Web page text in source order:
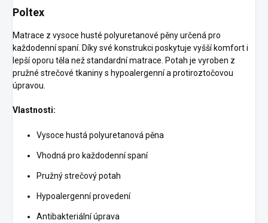
Poltex
Matrace z vysoce husté polyuretanové pěny určená pro
každodenní spaní. Díky své konstrukci poskytuje vyšší komfort i
lepší oporu těla než standardní matrace. Potah je vyroben z
pružné strečové tkaniny s hypoalergenní a protiroztočovou
úpravou.
Vlastnosti:
Vysoce hustá polyuretanová pěna
Vhodná pro každodenní spaní
Pružný strečový potah
Hypoalergenní provedení
Antibakteriální úprava